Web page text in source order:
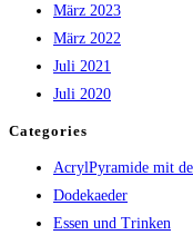
März 2023
März 2022
Juli 2021
Juli 2020
Categories
AcrylPyramide mit
Dodekaeder
Essen und Trinken